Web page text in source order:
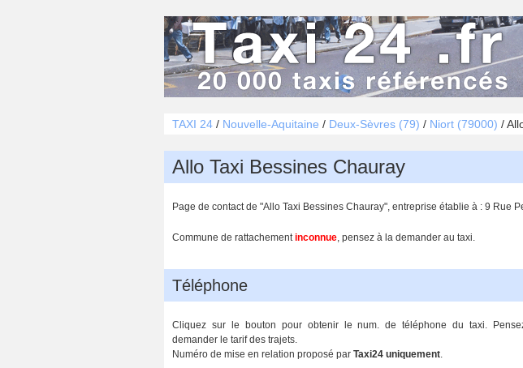
TAXI 24 / Nouvelle-Aquitaine / Deux-Sèvres (79) / Niort (79000) /
Allo Taxi Bessines Chauray
Page de contact de "Allo Taxi Bessines Chauray", entreprise établie à : 9 Rue
Commune de rattachementinconnue, pensez à la demander au taxi.
Téléphone
Cliquez sur le bouton pour obtenir le num. de téléphone du taxi.
demander le tarif des trajets.
Numéro de mise en relation proposé par Taxi24 uniquement.